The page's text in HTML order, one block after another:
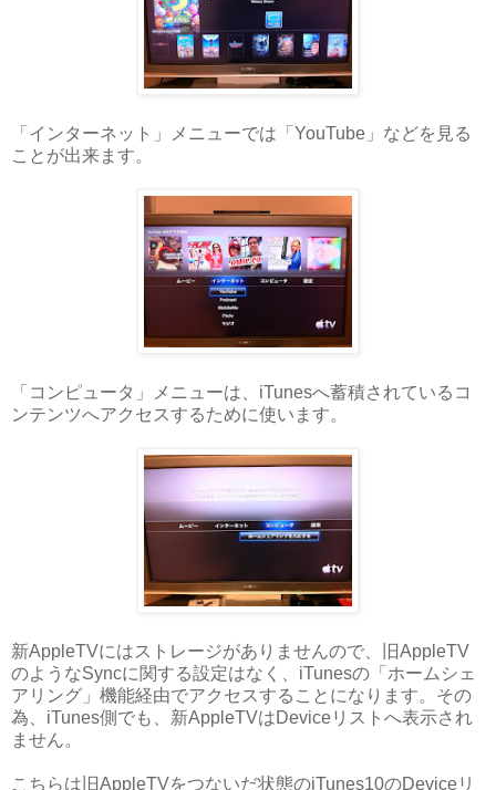
「インターネット」メニューでは「YouTube」などを見る
ことが出来ます。
「コンピュータ」メニューは、iTunesへ蓄積されているコ
ンテンツへアクセスするために使います。
新AppleTVにはストレージがありませんので、旧AppleTV
のようなSyncに関する設定はなく、iTunesの「ホームシェ
アリング」機能経由でアクセスすることになります。その
為、iTunes側でも、新AppleTVはDeviceリストへ表示され
ません。
こちらは旧AppleTVをつないだ状態のiTunes10のDeviceリ